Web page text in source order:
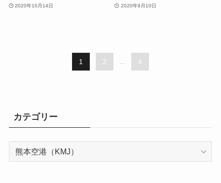
2020年10月14日 2020年9月10日
1 2 ... 4
カテゴリー